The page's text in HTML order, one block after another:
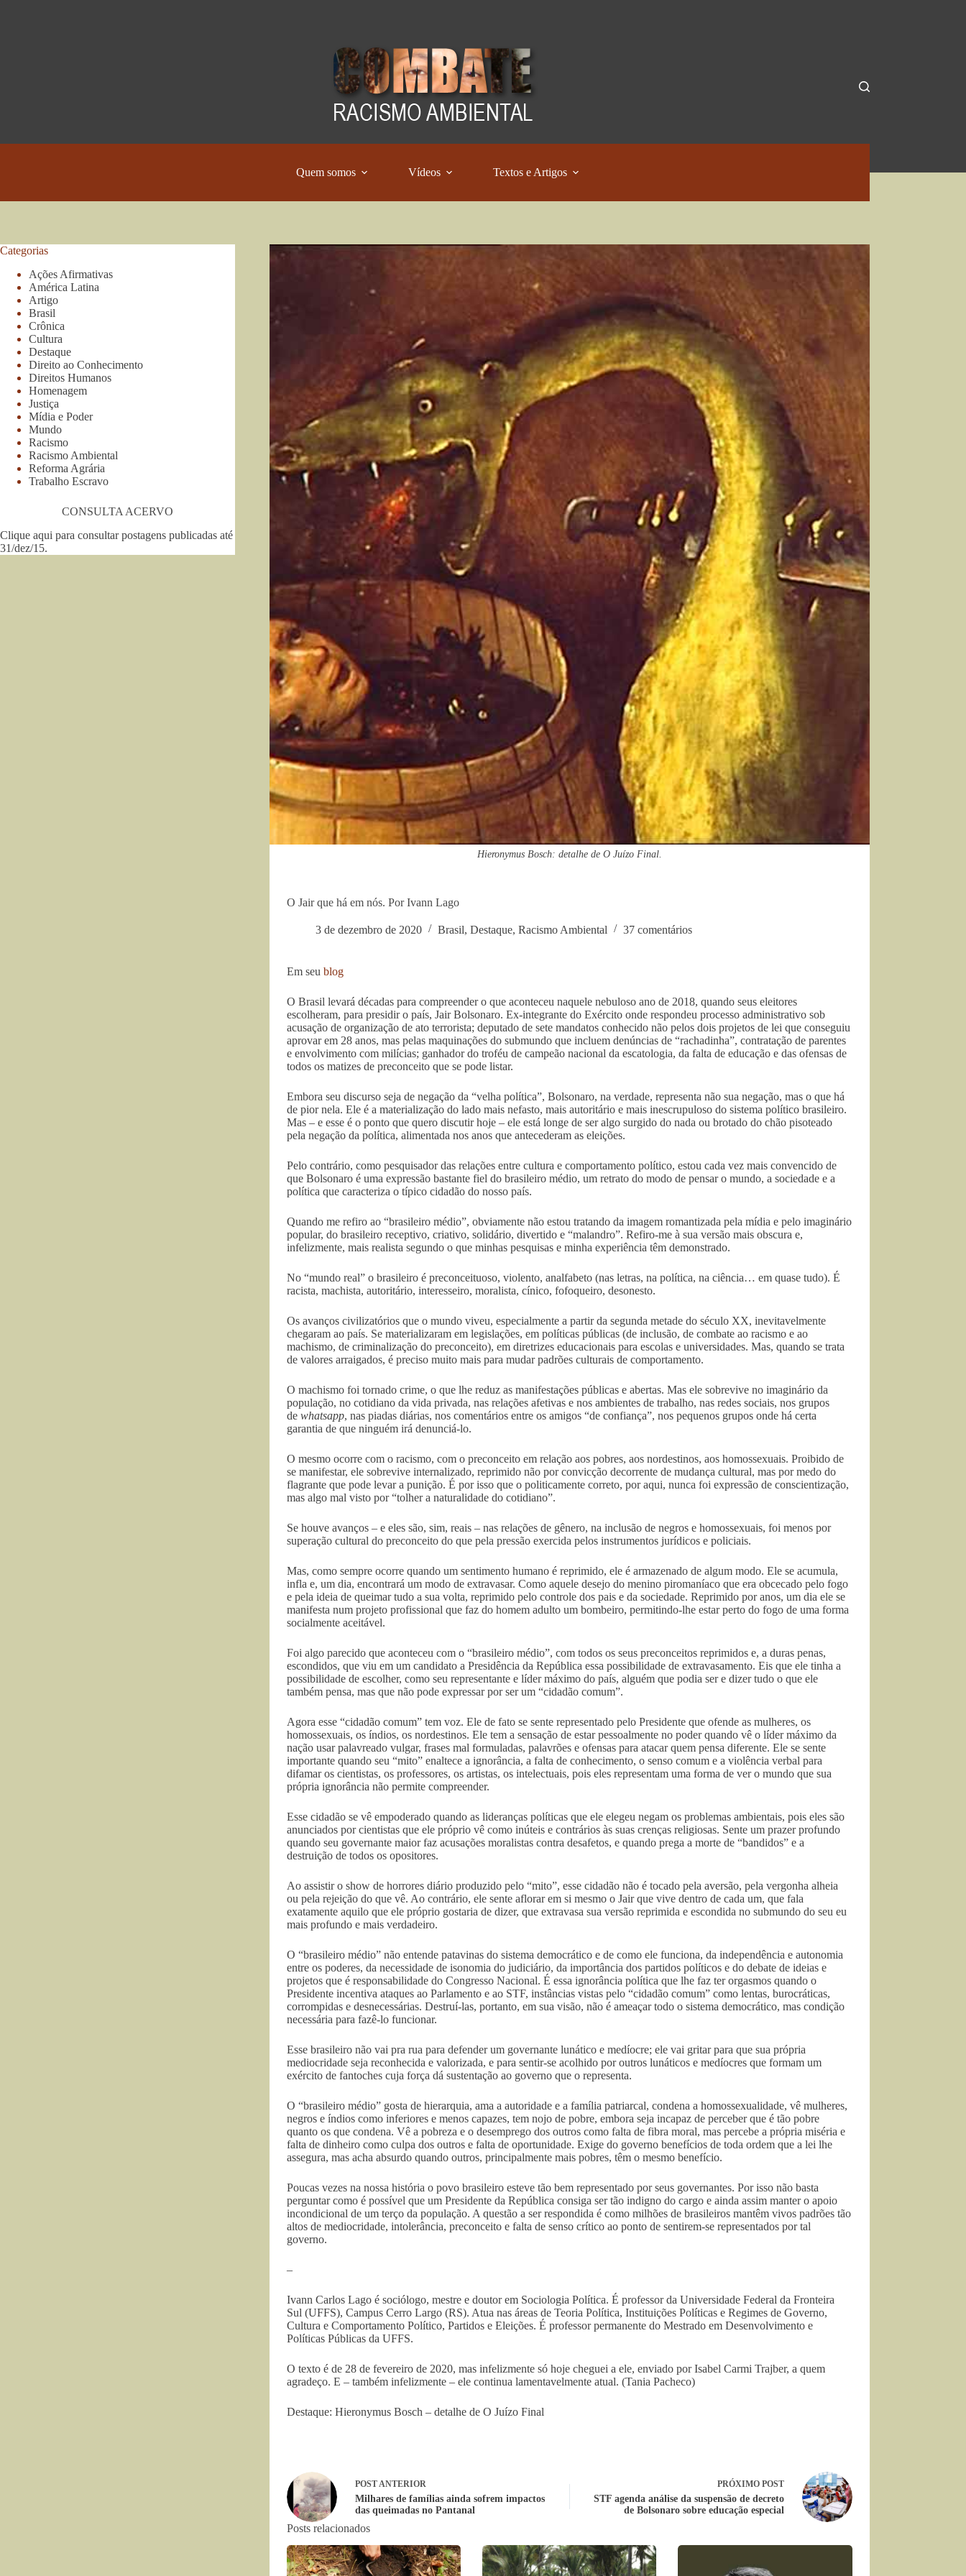
Quem somos Vídeos Textos e Artigos
Hieronymus Bosch: detalhe de O Juízo Final.
O Jair que há em nós. Por Ivann Lago
3 de dezembro de 2020 Brasil, Destaque, Racismo Ambiental 37 comentários
Em seu blog
O Brasil levará décadas para compreender o que aconteceu naquele nebuloso ano de 2018, quando seus eleitores
escolheram, para presidir o país, Jair Bolsonaro. Ex-integrante do Exército onde respondeu processo administrativo sob
acusação de organização de ato terrorista; deputado de sete mandatos conhecido não pelos dois projetos de lei que conseguiu
aprovar em 28 anos, mas pelas maquinações do submundo que incluem denúncias de “rachadinha”, contratação de parentes
e envolvimento com milícias; ganhador do troféu de campeão nacional da escatologia, da falta de educação e das ofensas de
todos os matizes de preconceito que se pode listar.
Embora seu discurso seja de negação da “velha política”, Bolsonaro, na verdade, representa não sua negação, mas o que há
de pior nela. Ele é a materialização do lado mais nefasto, mais autoritário e mais inescrupuloso do sistema político brasileiro.
Mas – e esse é o ponto que quero discutir hoje – ele está longe de ser algo surgido do nada ou brotado do chão pisoteado
pela negação da política, alimentada nos anos que antecederam as eleições.
Pelo contrário, como pesquisador das relações entre cultura e comportamento político, estou cada vez mais convencido de
que Bolsonaro é uma expressão bastante fiel do brasileiro médio, um retrato do modo de pensar o mundo, a sociedade e a
política que caracteriza o típico cidadão do nosso país.
Quando me refiro ao “brasileiro médio”, obviamente não estou tratando da imagem romantizada pela mídia e pelo imaginário
popular, do brasileiro receptivo, criativo, solidário, divertido e “malandro”. Refiro-me à sua versão mais obscura e,
infelizmente, mais realista segundo o que minhas pesquisas e minha experiência têm demonstrado.
No “mundo real” o brasileiro é preconceituoso, violento, analfabeto (nas letras, na política, na ciência… em quase tudo). É
racista, machista, autoritário, interesseiro, moralista, cínico, fofoqueiro, desonesto.
Os avanços civilizatórios que o mundo viveu, especialmente a partir da segunda metade do século XX, inevitavelmente
chegaram ao país. Se materializaram em legislações, em políticas públicas (de inclusão, de combate ao racismo e ao
machismo, de criminalização do preconceito), em diretrizes educacionais para escolas e universidades. Mas, quando se trata
de valores arraigados, é preciso muito mais para mudar padrões culturais de comportamento.
O machismo foi tornado crime, o que lhe reduz as manifestações públicas e abertas. Mas ele sobrevive no imaginário da
população, no cotidiano da vida privada, nas relações afetivas e nos ambientes de trabalho, nas redes sociais, nos grupos
de whatsapp, nas piadas diárias, nos comentários entre os amigos “de confiança”, nos pequenos grupos onde há certa
garantia de que ninguém irá denunciá-lo.
O mesmo ocorre com o racismo, com o preconceito em relação aos pobres, aos nordestinos, aos homossexuais. Proibido de
se manifestar, ele sobrevive internalizado, reprimido não por convicção decorrente de mudança cultural, mas por medo do
flagrante que pode levar a punição. É por isso que o politicamente correto, por aqui, nunca foi expressão de conscientização,
mas algo mal visto por “tolher a naturalidade do cotidiano”.
Se houve avanços – e eles são, sim, reais – nas relações de gênero, na inclusão de negros e homossexuais, foi menos por
superação cultural do preconceito do que pela pressão exercida pelos instrumentos jurídicos e policiais.
Mas, como sempre ocorre quando um sentimento humano é reprimido, ele é armazenado de algum modo. Ele se acumula,
infla e, um dia, encontrará um modo de extravasar. Como aquele desejo do menino piromaníaco que era obcecado pelo fogo
e pela ideia de queimar tudo a sua volta, reprimido pelo controle dos pais e da sociedade. Reprimido por anos, um dia ele se
manifesta num projeto profissional que faz do homem adulto um bombeiro, permitindo-lhe estar perto do fogo de uma forma
socialmente aceitável.
Foi algo parecido que aconteceu com o “brasileiro médio”, com todos os seus preconceitos reprimidos e, a duras penas,
escondidos, que viu em um candidato a Presidência da República essa possibilidade de extravasamento. Eis que ele tinha a
possibilidade de escolher, como seu representante e líder máximo do país, alguém que podia ser e dizer tudo o que ele
também pensa, mas que não pode expressar por ser um “cidadão comum”.
Agora esse “cidadão comum” tem voz. Ele de fato se sente representado pelo Presidente que ofende as mulheres, os
homossexuais, os índios, os nordestinos. Ele tem a sensação de estar pessoalmente no poder quando vê o líder máximo da
nação usar palavreado vulgar, frases mal formuladas, palavrões e ofensas para atacar quem pensa diferente. Ele se sente
importante quando seu “mito” enaltece a ignorância, a falta de conhecimento, o senso comum e a violência verbal para
difamar os cientistas, os professores, os artistas, os intelectuais, pois eles representam uma forma de ver o mundo que sua
própria ignorância não permite compreender.
Esse cidadão se vê empoderado quando as lideranças políticas que ele elegeu negam os problemas ambientais, pois eles são
anunciados por cientistas que ele próprio vê como inúteis e contrários às suas crenças religiosas. Sente um prazer profundo
quando seu governante maior faz acusações moralistas contra desafetos, e quando prega a morte de “bandidos” e a
destruição de todos os opositores.
Ao assistir o show de horrores diário produzido pelo “mito”, esse cidadão não é tocado pela aversão, pela vergonha alheia
ou pela rejeição do que vê. Ao contrário, ele sente aflorar em si mesmo o Jair que vive dentro de cada um, que fala
exatamente aquilo que ele próprio gostaria de dizer, que extravasa sua versão reprimida e escondida no submundo do seu eu
mais profundo e mais verdadeiro.
O “brasileiro médio” não entende patavinas do sistema democrático e de como ele funciona, da independência e autonomia
entre os poderes, da necessidade de isonomia do judiciário, da importância dos partidos políticos e do debate de ideias e
projetos que é responsabilidade do Congresso Nacional. É essa ignorância política que lhe faz ter orgasmos quando o
Presidente incentiva ataques ao Parlamento e ao STF, instâncias vistas pelo “cidadão comum” como lentas, burocráticas,
corrompidas e desnecessárias. Destruí-las, portanto, em sua visão, não é ameaçar todo o sistema democrático, mas condição
necessária para fazê-lo funcionar.
Esse brasileiro não vai pra rua para defender um governante lunático e medíocre; ele vai gritar para que sua própria
mediocridade seja reconhecida e valorizada, e para sentir-se acolhido por outros lunáticos e medíocres que formam um
exército de fantoches cuja força dá sustentação ao governo que o representa.
O “brasileiro médio” gosta de hierarquia, ama a autoridade e a família patriarcal, condena a homossexualidade, vê mulheres,
negros e índios como inferiores e menos capazes, tem nojo de pobre, embora seja incapaz de perceber que é tão pobre
quanto os que condena. Vê a pobreza e o desemprego dos outros como falta de fibra moral, mas percebe a própria miséria e
falta de dinheiro como culpa dos outros e falta de oportunidade. Exige do governo benefícios de toda ordem que a lei lhe
assegura, mas acha absurdo quando outros, principalmente mais pobres, têm o mesmo benefício.
Poucas vezes na nossa história o povo brasileiro esteve tão bem representado por seus governantes. Por isso não basta
perguntar como é possível que um Presidente da República consiga ser tão indigno do cargo e ainda assim manter o apoio
incondicional de um terço da população. A questão a ser respondida é como milhões de brasileiros mantêm vivos padrões tão
altos de mediocridade, intolerância, preconceito e falta de senso crítico ao ponto de sentirem-se representados por tal
governo.
–
Ivann Carlos Lago é sociólogo, mestre e doutor em Sociologia Política. É professor da Universidade Federal da Fronteira
Sul (UFFS), Campus Cerro Largo (RS). Atua nas áreas de Teoria Política, Instituições Políticas e Regimes de Governo,
Cultura e Comportamento Político, Partidos e Eleições. É professor permanente do Mestrado em Desenvolvimento e
Políticas Públicas da UFFS.
O texto é de 28 de fevereiro de 2020, mas infelizmente só hoje cheguei a ele, enviado por Isabel Carmi Trajber, a quem
agradeço. E – também infelizmente – ele continua lamentavelmente atual. (Tania Pacheco)
Destaque: Hieronymus Bosch – detalhe de O Juízo Final
POSTANTERIOR
Milhares de famílias ainda sofrem impactos
das queimadas no Pantanal
PRÓXIMO POST
STF agenda análise da suspensão de decreto
de Bolsonaro sobre educação especial
Posts relacionados
Categorias
Ações Afirmativas
América Latina
Artigo
Brasil
Crônica
Cultura
Destaque
Direito ao Conhecimento
Direitos Humanos
Homenagem
Justiça
Mídia e Poder
Mundo
Racismo
Racismo Ambiental
Reforma Agrária
Trabalho Escravo
CONSULTA ACERVO
Clique aqui para consultar postagens publicadas até
31/dez/15.